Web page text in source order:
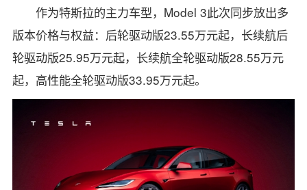
作为特斯拉的主力车型，Model 3此次同步放出多
版本价格与权益：后轮驱动版23.55万元起，长续航后
轮驱动版25.95万元起，长续航全轮驱动版28.55万元
起，高性能全轮驱动版33.95万元起。